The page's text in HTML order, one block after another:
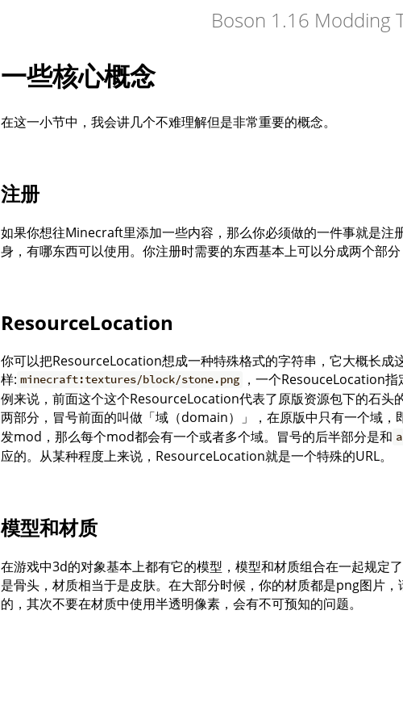
Boson 1.16 Modding
一些核心概念
在这一小节中，我会讲几个不难理解但是非常重要的概念。
注册
如果你想往Minecraft里添加一些内容，那么你必须做的一件事就是注
身，有哪东西可以使用。你注册时需要的东西基本上可以分成两个部分
ResourceLocation
你可以把ResourceLocation想成一种特殊格式的字符串，它大概长成
样: minecraft:textures/block/stone.png
，一个ResouceLocation
例来说，前面这个这个ResourceLocation代表了原版资源包下的石头
两部分，冒号前面的叫做「域（domain）」，在原版中只有一个域，
发mod，那么每个mod都会有一个或者多个域。冒号的后半部分是和
应的。从某种程度上来说，ResourceLocation就是一个特殊的URL。
模型和材质
在游戏中3d的对象基本上都有它的模型，模型和材质组合在一起规定
是骨头，材质相当于是皮肤。在大部分时候，你的材质都是png图片
的，其次不要在材质中使用半透明像素，会有不可预知的问题。